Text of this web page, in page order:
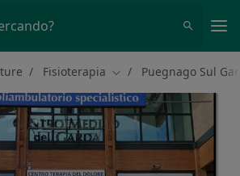
Fisioterapia Cambia città
Puegnago Sul